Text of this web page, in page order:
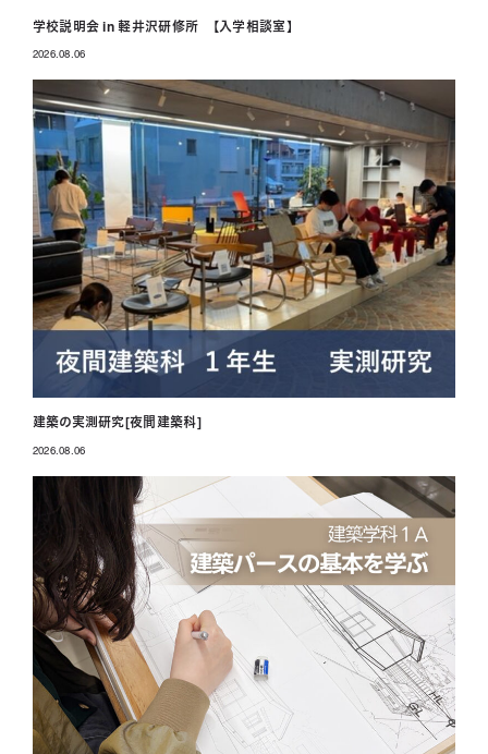
学校説明会 in 軽井沢研修所 【入学相談室】
2026.08.06
建築の実測研究[夜間建築科]
2026.08.06